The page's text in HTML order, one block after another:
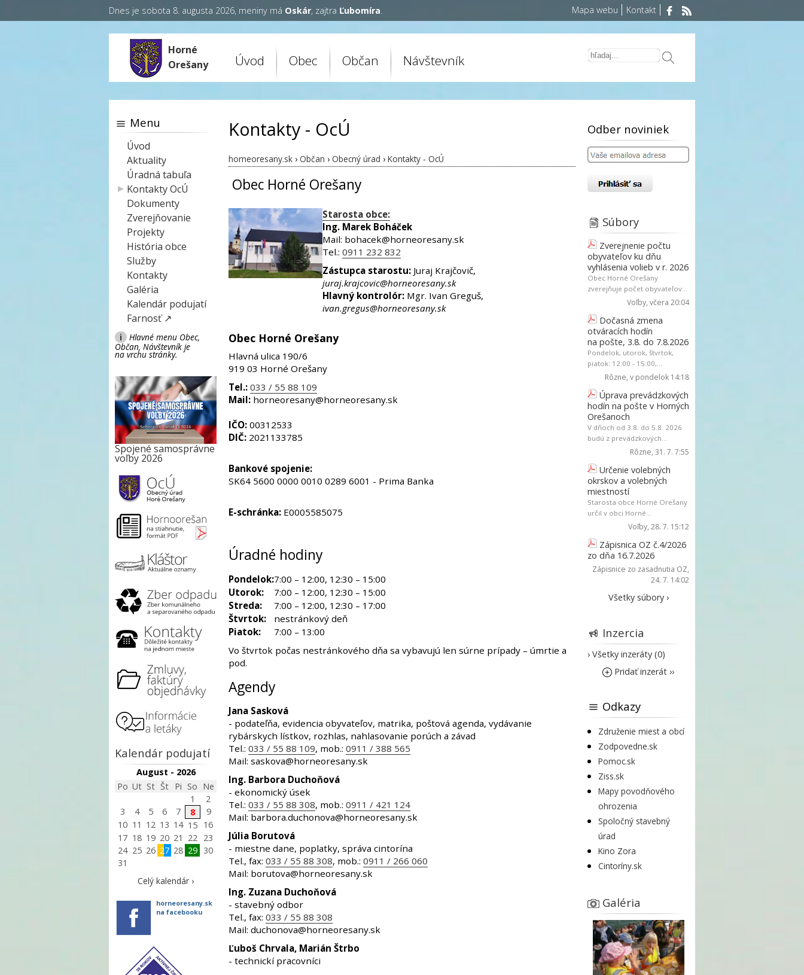
Dnes je sobota 8. augusta 2026, meniny má Oskár, zajtra Ľubomíra. Mapa webu Kontakt
Horné
Orešany
Úvod Obec Občan Návštevník
Kontakty - OcÚ
horneoresany.sk › Občan › Obecný úrad › Kontakty - OcÚ
Obec Horné Orešany
Starosta obce:
Ing. Marek Boháček
Mail: bohacek@horneoresany.sk
Tel.: 0911 232 832
Zástupca starostu: Juraj Krajčovič,
juraj.krajcovic@horneoresany.sk
Hlavný kontrolór: Mgr. Ivan Greguš,
ivan.gregus@horneoresany.sk
Obec Horné Orešany
Hlavná ulica 190/6
919 03 Horné Orešany
Tel.: 033 / 55 88 109
Mail: horneoresany@horneoresany.sk
IČO: 00312533
DIČ: 2021133785
Bankové spojenie:
SK64 5600 0000 0010 0289 6001 - Prima Banka
E-schránka: E0005585075
Úradné hodiny
Pondelok:7:00 – 12:00, 12:30 – 15:00
Utorok:
7:00 – 12:00, 12:30 – 15:00
Streda:
7:00 – 12:00, 12:30 – 17:00
Štvrtok:
nestránkový deň
Piatok:
7:00 – 13:00
Vo štvrtok počas nestránkového dňa sa vybavujú len súrne prípady – úmrtie a
pod.
Agendy
Jana Sasková
- podateľňa, evidencia obyvateľov, matrika, poštová agenda, vydávanie
rybárskych lístkov, rozhlas, nahlasovanie porúch a závad
Tel.: 033 / 55 88 109, mob.: 0911 / 388 565
Mail: saskova@horneoresany.sk
Ing. Barbora Duchoňová
- ekonomický úsek
Tel.: 033 / 55 88 308, mob.: 0911 / 421 124
Mail: barbora.duchonova@horneoresany.sk
Júlia Borutová
- miestne dane, poplatky, správa cintorína
Tel., fax: 033 / 55 88 308, mob.: 0911 / 266 060
Mail: borutova@horneoresany.sk
Ing. Zuzana Duchoňová
- stavebný odbor
Tel., fax: 033 / 55 88 308
Mail: duchonova@horneoresany.sk
Ľuboš Chrvala, Marián Štrbo
- technickí pracovníci
Menu
Úvod
Aktuality
Úradná tabuľa
Kontakty OcÚ
Dokumenty
Zverejňovanie
Projekty
História obce
Služby
Kontakty
Galéria
Kalendár podujatí
Farnosť ↗
i
Hlavné menu Obec,
Občan, Návštevník je
na vrchu stránky.
Spojené samosprávne
voľby 2026
Kalendár podujatí
August - 2026
Po Ut St Št Pi So Ne
1
2
3
4 5 6 7 8
9
10 11 12 13 14 15
16
17 18 19 20 21 22
23
24 25 26 27 28 29
30
31
Celý kalendár ›
horneoresany.sk
na facebooku
Odber noviniek
Súbory
Zverejnenie počtu
obyvateľov ku dňu
vyhlásenia volieb v r. 2026
Obec Horné Orešany
zverejňuje počet obyvateľov...
Voľby, včera 20:04
Dočasná zmena
otváracích hodín
na pošte, 3.8. do 7.8.2026
Pondelok, utorok, štvrtok,
piatok: 12:00 - 15:00,...
Rôzne, v pondelok 14:18
Úprava prevádzkových
hodín na pošte v Horných
Orešanoch
V dňoch od 3.8. do 5.8. 2026
budú z prevádzkových...
Rôzne, 31. 7. 7:55
Určenie volebných
okrskov a volebných
miestností
Starosta obce Horné Orešany
určil v obci Horné...
Voľby, 28. 7. 15:12
Zápisnica OZ č.4/2026
zo dňa 16.7.2026
Zápisnice zo zasadnutia OZ,
24. 7. 14:02
Všetky súbory ›
Inzercia
› Všetky inzeráty (0)
Pridať inzerát ››
Odkazy
Združenie miest a obcí
Zodpovedne.sk
Pomoc.sk
Ziss.sk
Mapy povodňového
ohrozenia
Spoločný stavebný
úrad
Kino Zora
Cintoríny.sk
Galéria